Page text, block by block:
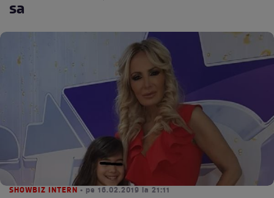
sa
SHOWBIZ INTERN • pe 16.02.2019 la 21:11